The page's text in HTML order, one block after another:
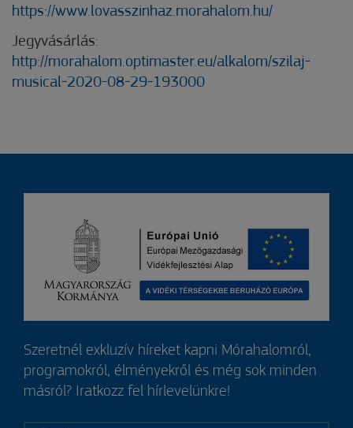
https://www.lovasszinhaz.morahalom.hu/
Jegyvásárlás:
http://morahalom.optimaster.eu/alkalom/szilaj-
musical-2020-08-29-193000
Szeretnél exkluzív híreket kapni Mórahalomról,
programokról, élményekről és még sok minden
másról? Iratkozz fel hírlevelünkre!